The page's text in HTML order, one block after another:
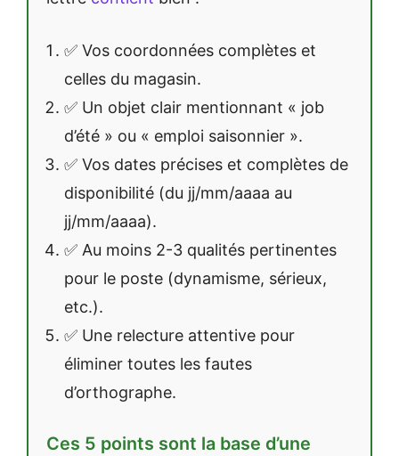
✅ Vos coordonnées complètes et
celles du magasin.
✅ Un objet clair mentionnant « job
d’été » ou « emploi saisonnier ».
✅ Vos dates précises et complètes de
disponibilité (du jj/mm/aaaa au
jj/mm/aaaa).
✅ Au moins 2-3 qualités pertinentes
pour le poste (dynamisme, sérieux,
etc.).
✅ Une relecture attentive pour
éliminer toutes les fautes
d’orthographe.
Ces 5 points sont la base d’une